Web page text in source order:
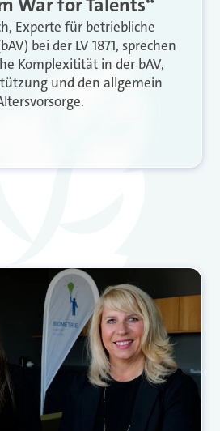
Experte für betriebliche
bei der LV 1871, sprechen
Komplexitität in der bAV,
und den allgemein